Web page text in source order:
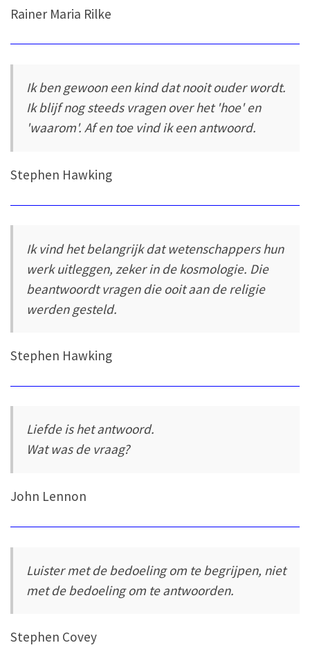
Rainer Maria Rilke
Ik ben gewoon een kind dat nooit ouder wordt.
Ik blijf nog steeds vragen over het 'hoe' en
'waarom'. Af en toe vind ik een antwoord.
Stephen Hawking
Ik vind het belangrijk dat wetenschappers hun
werk uitleggen, zeker in de kosmologie. Die
beantwoordt vragen die ooit aan de religie
werden gesteld.
Stephen Hawking
Liefde is het antwoord.
Wat was de vraag?
John Lennon
Luister met de bedoeling om te begrijpen, niet
met de bedoeling om te antwoorden.
Stephen Covey